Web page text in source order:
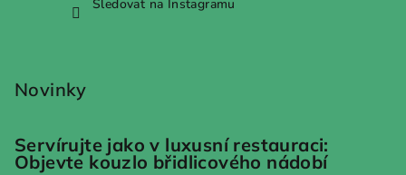
Sledovat na Instagramu
Novinky
Servírujte jako v luxusní restauraci:
Objevte kouzlo břidlicového nádobí